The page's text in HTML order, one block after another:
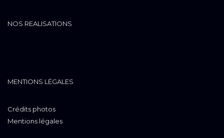
NOS REALISATIONS
MENTIONS LÉGALES
Crédits photos
Mentions légales